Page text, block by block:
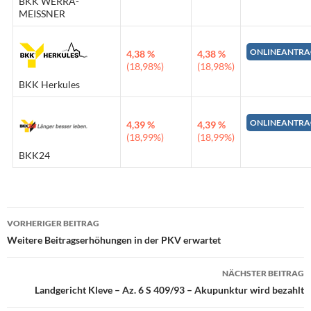
MEISSNER
BKK Herkules
4,38 %
(18,98%)
4,38 %
(18,98%)
BKK24
4,39 %
(18,99%)
4,39 %
(18,99%)
Beitrags-
Navigation
VORHERIGER BEITRAG
Weitere Beitragserhöhungen in der PKV erwartet
NÄCHSTER BEITRAG
Landgericht Kleve – Az. 6 S 409/93 – Akupunktur wird bezahlt